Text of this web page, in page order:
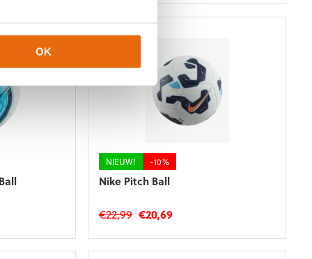
OK
€22,99.
is:
NIEUW! -10%
Nike Pitch Ball
€22,99 Oorspronkelijke
was:
€20,69Huidige
is: